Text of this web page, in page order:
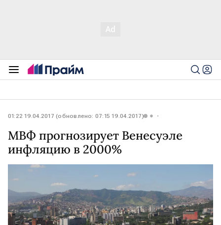
01:22 19.04.2017 (обновлено: 07:15 19.04.2017)
МВФ прогнозирует Венесуэле
инфляцию в 2000%